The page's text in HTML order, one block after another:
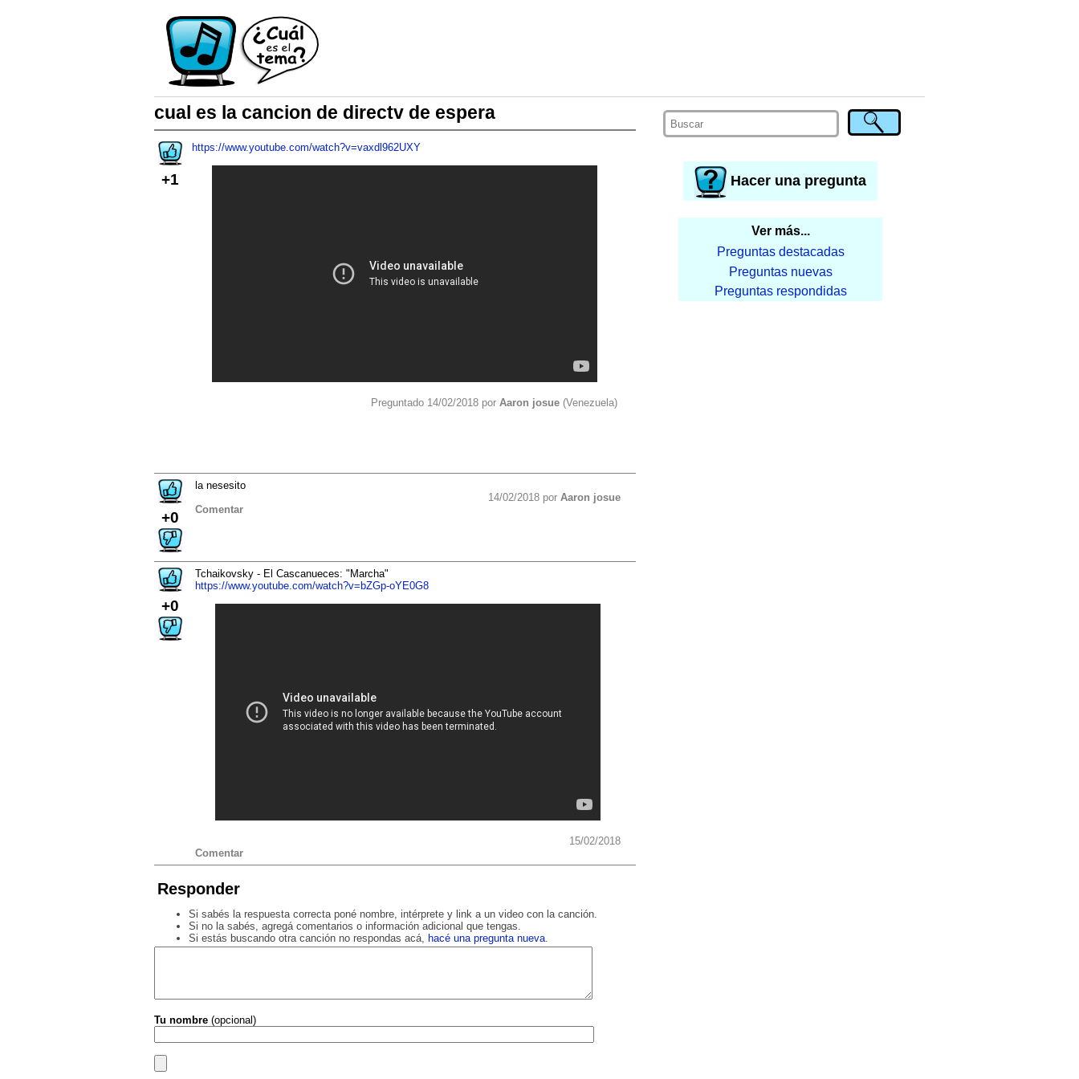
Hacer una pregunta
Ver más...
Preguntas destacadas
Preguntas nuevas
Preguntas respondidas
cual es la cancion de directv de espera
+1
https://www.youtube.com/watch?v=vaxdl962UXY
Preguntado 14/02/2018 por Aaron josue (Venezuela)
+0
la nesesito
14/02/2018 por Aaron josue
Comentar
+0
Tchaikovsky - El Cascanueces: "Marcha"
https://www.youtube.com/watch?v=bZGp-oYE0G8
15/02/2018
Comentar
Responder
Si sabés la respuesta correcta poné nombre, intérprete y link a un video con la canción.
Si no la sabés, agregá comentarios o información adicional que tengas.
Si estás buscando otra canción no respondas acá, hacé una pregunta nueva.
Tu nombre (opcional)